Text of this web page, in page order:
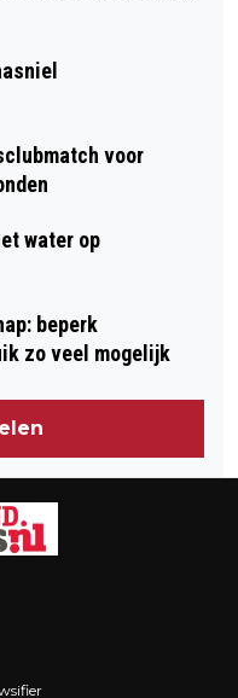
voor
water op
beperk
zo veel mogelijk